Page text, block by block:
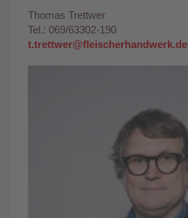
Thomas Trettwer
Tel.: 069/63302-190
t.trettwer@fleischerhandwerk.de